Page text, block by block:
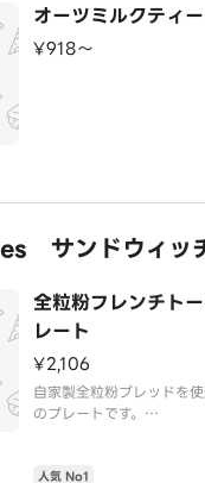
オーツミルクテ
¥918〜
サンドウィッ
全粒粉フレンチト
レート
¥2,106
自家製全粒粉ブレッドを
のプレートです。
ソーセージ
人気 No1